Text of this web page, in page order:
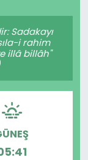
Sadakayı
i rahim
illâ billâh"